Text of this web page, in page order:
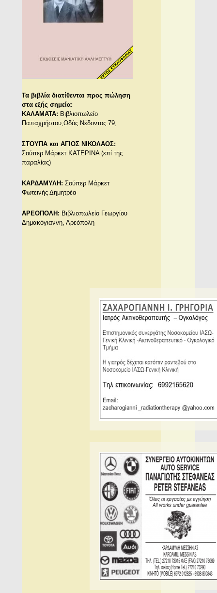
Τα βιβλία διατίθενται προς πώληση
στα εξής σημεία:
ΚΑΛΑΜΑΤΑ: Βιβλιοπωλείο
Παπαχρήστου,Οδός Νέδοντος 79,
ΣΤΟΥΠΑ και ΑΓΙΟΣ ΝΙΚΟΛΑΟΣ:
Σούπερ Μάρκετ ΚΑΤΕΡΙΝΑ (επί της
παραλίας)
ΚΑΡΔΑΜΥΛΗ: Σούπερ Μάρκετ
Φωτεινής Δημητρέα
ΑΡΕΟΠΟΛΗ: Βιβλιοπωλείο Γεωργίου
Δημακόγιαννη, Αρεόπολη